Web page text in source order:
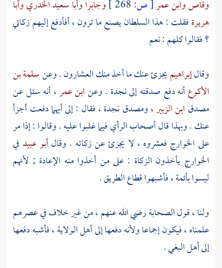
وقاصوابن عمر[ص: وجابراوأبا سعيد الخدريوأبا
هريرةفقلت : هذا السلطان يصنع ما ترون ، أفأدفع إليهم زكاتي
؟ فقالوا كلهم : نعم
وقالإبراهيميجزئ عنك ما أخذ منك العشارون . وعنسلمة بن
الأكوعأنه دفع صدقته إلىنجدة . وعنابن عمر، أنه سئل عن
مصدق ابن الزبير ،ومصدقنجدة، فقال : إلى أيهما دفعت أجزأ
عنك . وبهذا قال أصحاب الرأي فيما غلبوا عليه . وقالوا : إذا مر
على الخوارج فعشروه ، لا يجزئ عن زكاته . وقالأبو عبيد في
الخوارج يأخذون الزكاة : على من أخذوا منه الإعادة ; لأنهم
ليسوا بأئمة ، فأشبهوا قطاع الطريق .
ولنا ، قول الصحابة رضي الله عنهم ، من غير خلاف في عصرهم
علمناه ، فيكون إجماعا ولأنه دفعها إلى أهل الولاية ، فأشبه دفعها
إلى أهل البغي .